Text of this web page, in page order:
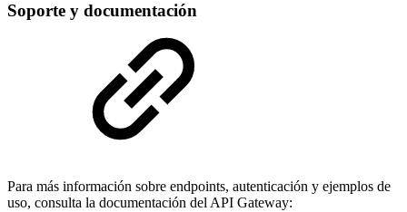
Soporte y documentación
Para más información sobre endpoints, autenticación y ejemplos de
uso, consulta la documentación del API Gateway: